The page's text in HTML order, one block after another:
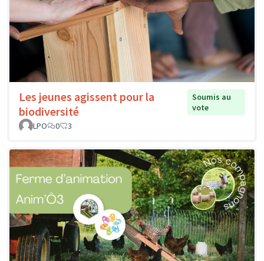
Les jeunes agissent pour la
biodiversité
Soumis au
vote
LPO
0 3